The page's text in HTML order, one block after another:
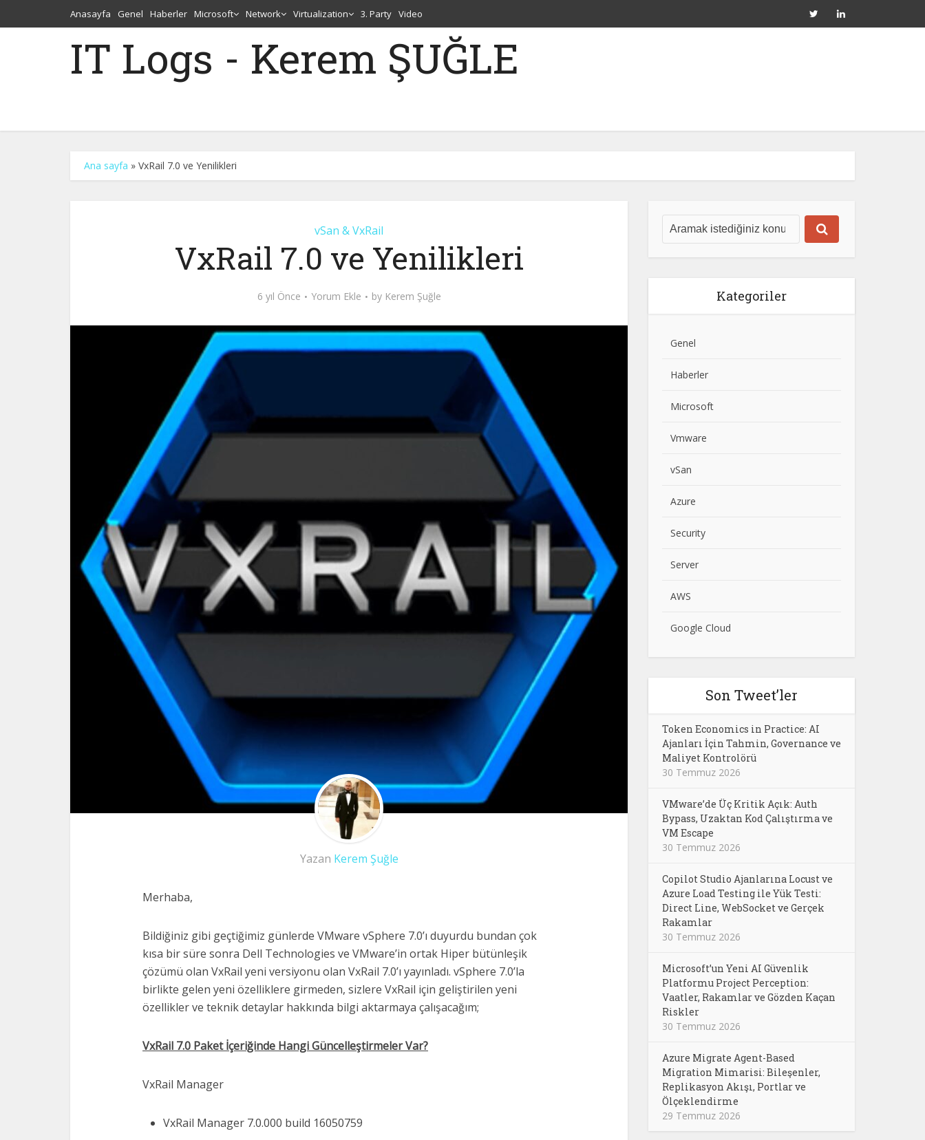
Anasayfa Genel Haberler Microsoft Network Virtualization 3. Party Video
IT Logs - Kerem ŞUĞLE
Ana sayfa » VxRail 7.0 ve Yenilikleri
vSan & VxRail
VxRail 7.0 ve Yenilikleri
6 yıl Önce Yorum Ekle by Kerem Şuğle
Yazan Kerem Şuğle
Merhaba,
Bildiğiniz gibi geçtiğimiz günlerde VMware vSphere 7.0’ı duyurdu bundan çok
kısa bir süre sonra Dell Technologies ve VMware’in ortak Hiper bütünleşik
çözümü olan VxRail yeni versiyonu olan VxRail 7.0’ı yayınladı. vSphere 7.0’la
birlikte gelen yeni özelliklere girmeden, sizlere VxRail için geliştirilen yeni
özellikler ve teknik detaylar hakkında bilgi aktarmaya çalışacağım;
VxRail 7.0 Paket İçeriğinde Hangi Güncelleştirmeler Var?
VxRail Manager
VxRail Manager 7.0.000 build 16050759
Kategoriler
Genel
Haberler
Microsoft
Vmware
vSan
Azure
Security
Server
AWS
Google Cloud
Son Tweet’ler
Token Economics in Practice: AI
Ajanları İçin Tahmin, Governance ve
Maliyet Kontrolörü
30 Temmuz 2026
VMware’de Üç Kritik Açık: Auth
Bypass, Uzaktan Kod Çalıştırma ve
VM Escape
30 Temmuz 2026
Copilot Studio Ajanlarına Locust ve
Azure Load Testing ile Yük Testi:
Direct Line, WebSocket ve Gerçek
Rakamlar
30 Temmuz 2026
Microsoft’un Yeni AI Güvenlik
Platformu Project Perception:
Vaatler, Rakamlar ve Gözden Kaçan
Riskler
30 Temmuz 2026
Azure Migrate Agent-Based
Migration Mimarisi: Bileşenler,
Replikasyon Akışı, Portlar ve
Ölçeklendirme
29 Temmuz 2026